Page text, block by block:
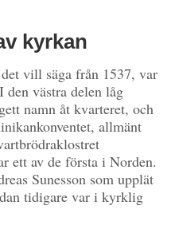
kyrkan
vill säga från 1537, var
västra delen låg
namn åt kvarteret, och
allmänt
ett av de första i Norden.
Sunesson som upplät
tidigare var i kyrklig